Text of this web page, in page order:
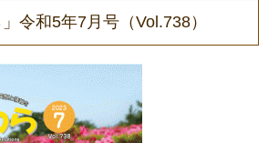
令和5年7月号（Vol.738）